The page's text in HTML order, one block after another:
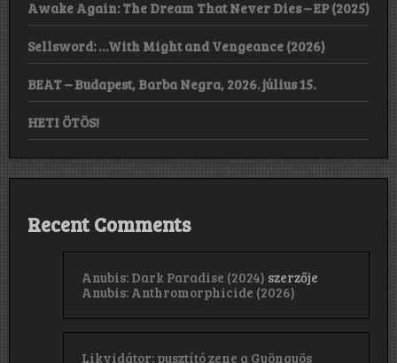
Awake Again: The Dream That Never Dies – EP (2025)
Sellsword: …With Might and Vengeance (2026)
BEAT – Budapest, Barba Negra, 2026. július 15.
HETI ÖTÖS!
Recent Comments
Anubis: Dark Paradise (2024) szerzője
Anubis: Anthromorphicide (2026)
Likvidátor: pusztító zene a Gyöngyös